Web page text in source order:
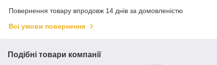
Повернення товару впродовж 14 днів за домовленістю
Всі умови повернення
Подібні товари компанії